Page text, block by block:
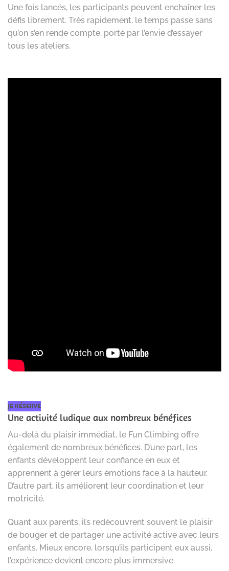
Une fois lancés, les participants peuvent enchaîner les
défis librement. Très rapidement, le temps passe sans
qu’on s’en rende compte, porté par l’envie d’essayer
tous les ateliers.
JE RÉSERVE
Une activité ludique aux nombreux bénéfices
Au-delà du plaisir immédiat, le Fun Climbing offre
également de nombreux bénéfices. D’une part, les
enfants développent leur confiance en eux et
apprennent à gérer leurs émotions face à la hauteur.
D’autre part, ils améliorent leur coordination et leur
motricité.
Quant aux parents, ils redécouvrent souvent le plaisir
de bouger et de partager une activité active avec leurs
enfants. Mieux encore, lorsqu’ils participent eux aussi,
l’expérience devient encore plus immersive.